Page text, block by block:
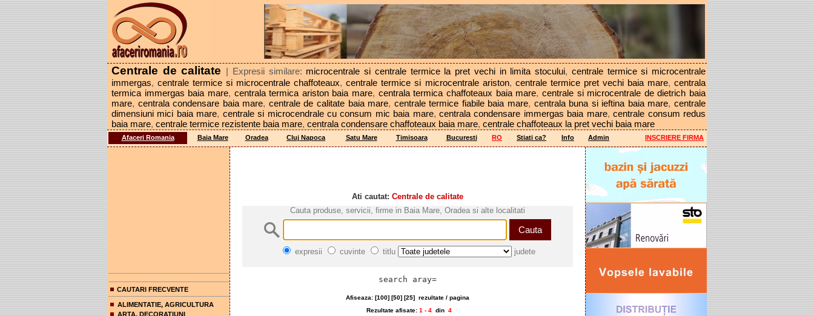
Centrale de calitate | Expresii similare: microcentrale si centrale termice la pret vechi in limita stocului, centrale termice si microcentrale
immergas,centrale termice si microcentrale chaffoteaux,centrale termice si microcentrale ariston, centrale termice pret vechi baia mare,centrala
termica immergas baia mare, centrala termica ariston baia mare, centrala termica chaffoteaux baia mare, centrale si microcentrale de dietrich baia
mare, centrala condensare baia mare, centrale de calitate baia mare, centrale termice fiabile baia mare, centrala buna si ieftina baia mare,centrale
dimensiuni mici baia mare, centrale si microcendrale cu consum mic baia mare,centrala condensare immergas baia mare,centrale consum redus
baia mare, centrale termice rezistente baia mare, centrala condensare chaffoteaux baia mare, centrale chaffoteaux la pret vechi baia mare
Afaceri Romania Baia Mare Oradea Cluj Napoca Satu Mare Timisoara Bucuresti RO Stiati ca? Info Admin INSCRIERE FIRMA
CAUTARI FRECVENTE
ALIMENTATIE, AGRICULTURA
ARTA, DECORATIUNI
Ati cautat: Centrale de calitate
Cauta produse, servicii, firme in Baia Mare, Oradea si alte localitati
expresii cuvinte titlu judete
search aray=
Afiseaza: [100] [50] [25] rezultate / pagina
Rezultate afisate: 1 - 4 din 4